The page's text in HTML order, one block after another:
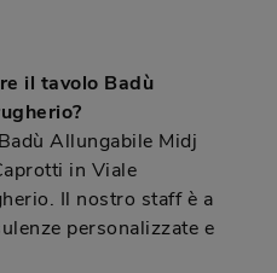
il tavolo Badù
Allungabile Midj
in Viale
Il nostro staff è a
personalizzate e